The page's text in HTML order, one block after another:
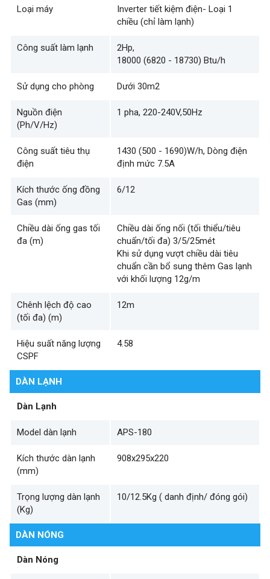
Loại máy
Inverter tiết kiệm điện- Loại 1
chiều (chỉ làm lạnh)
Công suất làm lạnh
2Hp,
18000 (6820 - 18730) Btu/h
Sử dụng cho phòng Dưới 30m2
Nguồn điện
(Ph/V/Hz)
1 pha, 220-240V,50Hz
Công suất tiêu thụ
điện
1430 (500 - 1690)W/h, Dòng điện
định mức 7.5A
Kích thước ống đồng
Gas (mm)
6/12
Chiều dài ống gas tối
đa (m)
Chiều dài ống nối (tối thiểu/tiêu
chuẩn/tối đa) 3/5/25mét
Khi sử dụng vượt chiều dài tiêu
chuẩn cần bổ sung thêm Gas lạnh
với khối lượng 12g/m
Chênh lệch độ cao
(tối đa) (m)
12m
Hiệu suất năng lượng
CSPF
4.58
DÀN LẠNH
Dàn Lạnh
Model dàn lạnh APS-180
Kích thước dàn lạnh
(mm)
908x295x220
Trọng lượng dàn lạnh
(Kg)
10/12.5Kg ( danh định/ đóng gói)
DÀN NÓNG
Dàn Nóng